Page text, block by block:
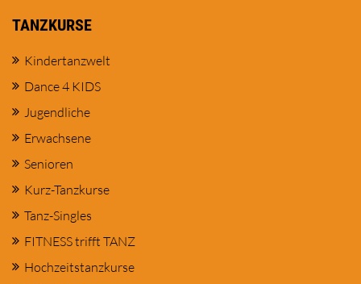
TANZKURSE
Kindertanzwelt
Dance 4 KIDS
Jugendliche
Erwachsene
Senioren
Kurz-Tanzkurse
Tanz-Singles
FITNESS trifft TANZ
Hochzeitstanzkurse